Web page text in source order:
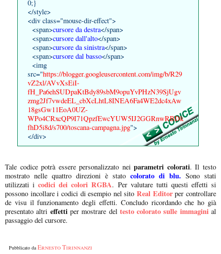
0;}
</style>
<div class="mouse-dir-effect">
<span>cursore da destra</span>
<span>cursore dall'alto</span>
<span>cursore da sinistra</span>
<span>cursore dal basso</span>
<img
src="https://blogger.googleusercontent.com/img/b/R29
vZ2xl/AVvXsEiI-
fH_Pa6ehSUDpaKtBdy89sbM9opuYvPHzN39SjUgv
zmg2Jf7vwdeEL_cbXcLhtL8INEA6Fa4WE2dc4xAw
18gsGw11EoA0UZ-
WPo4CRxcQP9I71QpzfEwcYUW5IJ2GGRnwRBDk
fhD5i8d/s700/toscana-campagna.jpg">
</div>
Tale codice potrà essere personalizzato neiparametri colorati. Il testo
mostrato nelle quattro direzioni è stato colorato di blu. Sono stati
utilizzati i codici dei colori RGBA. Per valutare tutti questi effetti si
possono incollare i codici di esempio nel sitoReal Editorper controllare
de visu il funzionamento degli effetti. Concludo ricordando che ho già
presentato altri effettiper mostrare del testo colorato sulle immaginial
passaggio del cursore.
Pubblicato daErnesto Tirinnanzi